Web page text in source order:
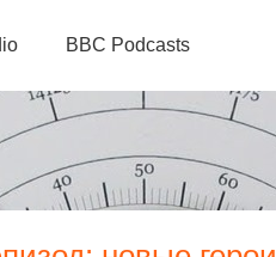
BBC Podcasts